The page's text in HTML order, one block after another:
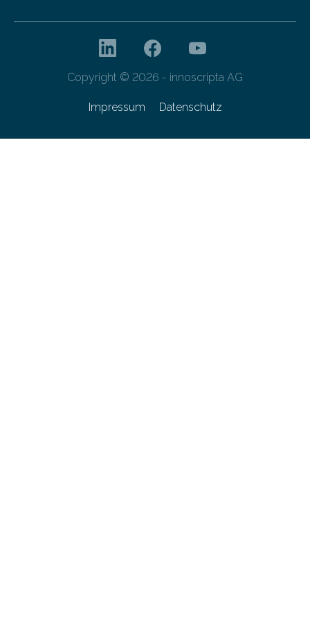
Copyright © 2026 - innoscripta AG
Impressum Datenschutz